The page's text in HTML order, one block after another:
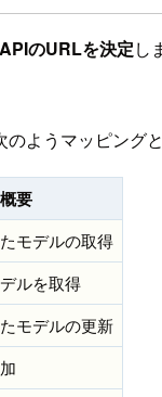
のURLを決定し
ようマッピングと
概要
モデルの取得
ルを取得
モデルの更新